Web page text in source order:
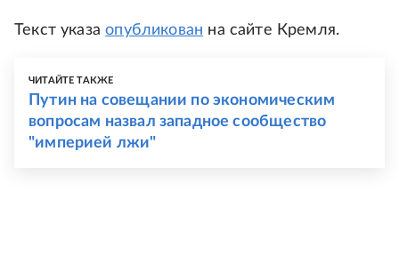
Текст указаопубликован на сайте Кремля.
ЧИТАЙТЕ ТАКЖЕ
Путин на совещании по экономическим
вопросам назвал западное сообщество
"империей лжи"